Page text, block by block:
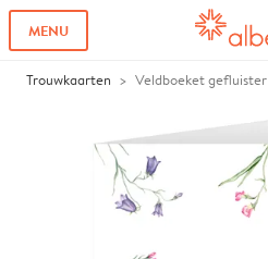
MENU
Trouwkaarten Veldboeket gefluister